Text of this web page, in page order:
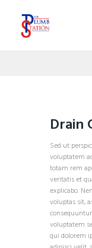
Drain
Sed ut
voluptatem
totam rem
veritatis et
explicabo.
voluptas sit,
voluptatem
qui dolorem